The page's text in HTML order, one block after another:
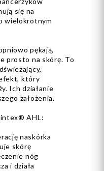
się na
wielokrotnym
pękają,
prosto na skórę. To
który
Ich działanie
założenia.
AHL:
naskórka
skórę
nóg
i działa